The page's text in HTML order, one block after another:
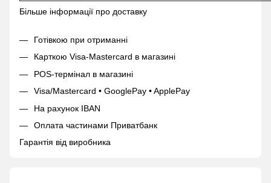
Більше інформації про доставку
Готівкою при отриманні
Карткою Visa-Mastercard в магазині
POS-термінал в магазині
Visa/Mastercard • GooglePay • ApplePay
На рахунок IBAN
Оплата частинами Приватбанк
Гарантія від виробника